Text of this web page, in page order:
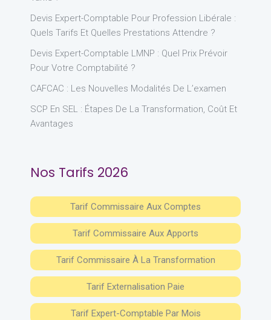
Devis Expert-Comptable Pour Profession Libérale :
Quels Tarifs Et Quelles Prestations Attendre ?
Devis Expert-Comptable LMNP : Quel Prix Prévoir
Pour Votre Comptabilité ?
CAFCAC : Les Nouvelles Modalités De L’examen
SCP En SEL : Étapes De La Transformation, Coût Et
Avantages
Nos Tarifs 2026
Tarif Commissaire Aux Comptes
Tarif Commissaire Aux Apports
Tarif Commissaire À La Transformation
Tarif Externalisation Paie
Tarif Expert-Comptable Par Mois